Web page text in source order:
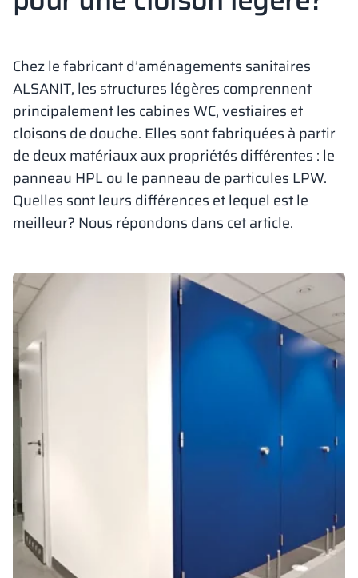
Bancs et
Serrures pour
Lamelles
Services
Matériaux et
Galerie de
Chez le fabricant d’aménagements sanitaires
ALSANIT, les structures légères comprennent
principalement les cabines WC, vestiaires et
cloisons de douche. Elles sont fabriquées à partir
de deux matériaux aux propriétés différentes : le
panneau HPL ou le panneau de particules LPW.
Quelles sont leurs différences et lequel est le
meilleur? Nous répondons dans cet article.